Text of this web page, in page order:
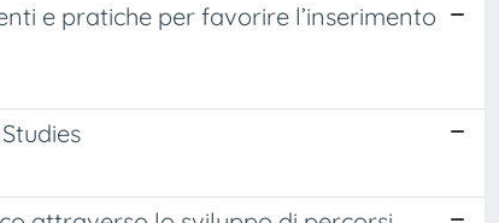
e pratiche per favorire l’inserimento